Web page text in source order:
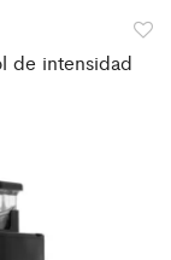
de intensidad